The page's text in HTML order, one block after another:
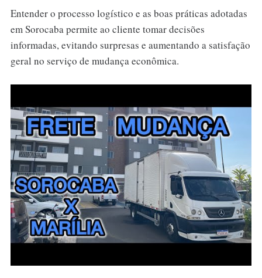
Entender o processo logístico e as boas práticas adotadas
em Sorocaba permite ao cliente tomar decisões
informadas, evitando surpresas e aumentando a satisfação
geral no serviço de mudança econômica.